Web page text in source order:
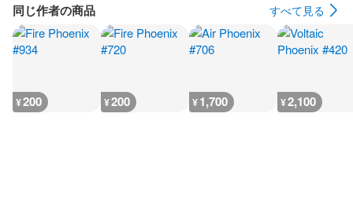
同じ作者の商品 すべて見る
¥200 ¥200 ¥1,700 ¥2,100